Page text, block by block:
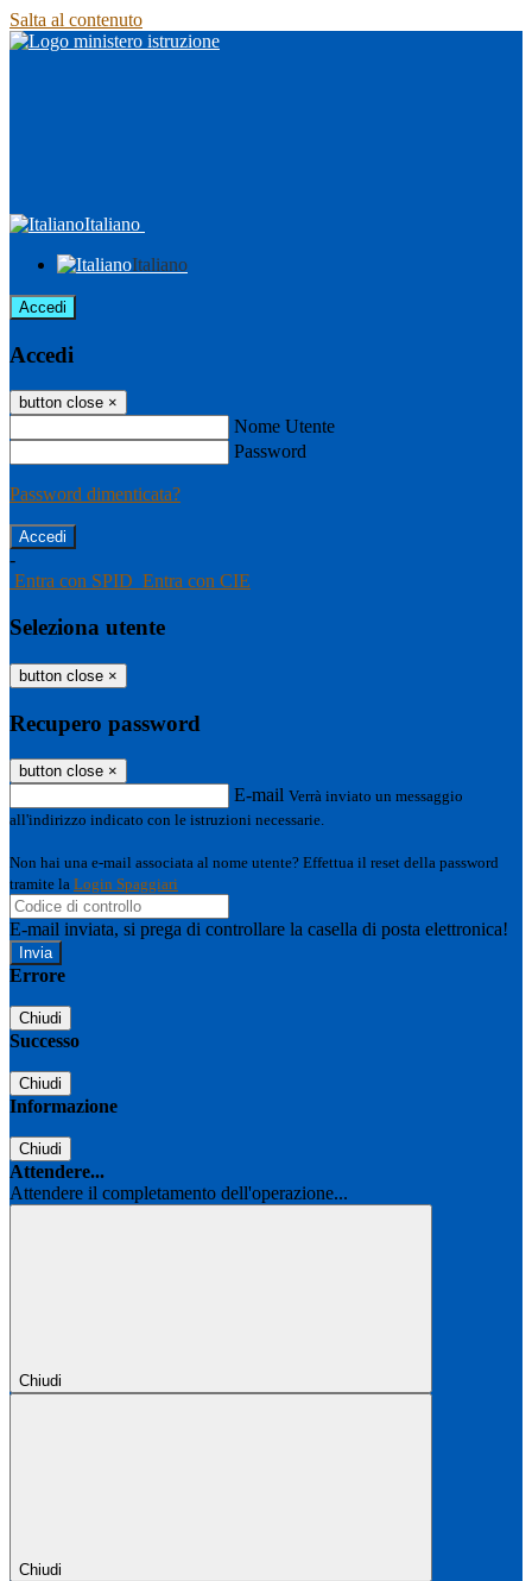
Salta al contenuto
Italiano
Italiano
Accedi
Accedi
button close ×
Nome Utente
Password
Password dimenticata?
-
Entra con SPID Entra con CIE
Seleziona utente
button close ×
Recupero password
button close ×
E-mail Verrà inviato un messaggio
all'indirizzo indicato con le istruzioni necessarie.
Non hai una e-mail associata al nome utente? Effettua il reset della password
tramite la Login Spaggiari
E-mail inviata, si prega di controllare la casella di posta elettronica!
Errore
Chiudi
Successo
Chiudi
Informazione
Chiudi
Attendere...
Attendere il completamento dell'operazione...
Chiudi
Chiudi